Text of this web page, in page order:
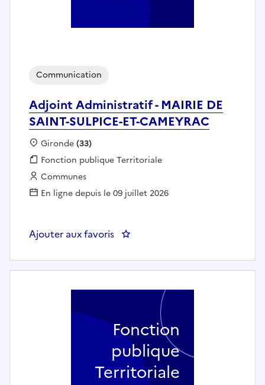
Adjoint Administratif - MAIRIE DE
SAINT-SULPICE-ET-CAMEYRAC
Communication
Localisation :
Gironde(33)
Fonction publique :
Fonction publique Territoriale
Employeur :
Communes
En ligne depuis le 09 juillet 2026
Ajouter aux favoris : Adjoint Administratif - MAIRIE
Fonction
publique
Territoriale